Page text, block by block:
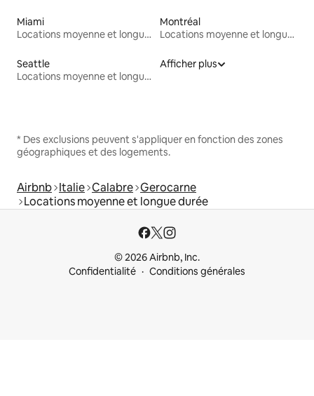
Miami
Locations moyenne et longue durée
Montréal
Locations moyenne et longue durée
Seattle
Locations moyenne et longue durée
Afficher plus
* Des exclusions peuvent s'appliquer en fonction des zones
géographiques et des logements.
Airbnb Italie Calabre Gerocarne
Locations moyenne et longue durée
© 2026 Airbnb, Inc.
Confidentialité
Conditions générales